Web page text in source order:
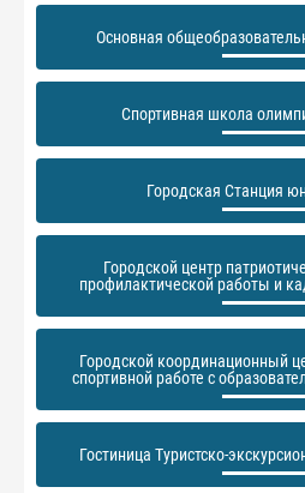
Основная
Спортивная школа
Городская Станция
Городской центр
профилактической работы и
Городской координационный
спортивной работе с
Гостиница Туристско-